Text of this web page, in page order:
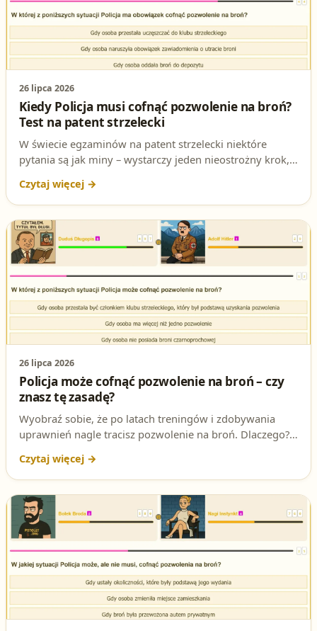
26 lipca 2026
Kiedy Policja musi cofnąć pozwolenie na broń?
Test na patent strzelecki
W świecie egzaminów na patent strzelecki niektóre
pytania są jak miny – wystarczy jeden nieostrożny krok,
Policja ma obowiązek cofnąć pozwolenie na broń i
poznaj podstawę prawną tej decyzji.
26 lipca 2026
Policja może cofnąć pozwolenie na broń – czy
znasz tę zasadę?
Wyobraź sobie, że po latach treningów i zdobywania
uprawnień nagle tracisz pozwolenie na broń. Dlaczego?
patent strzelecki. Sprawdź, czy znasz tę zaskakującą
zasadę i przygotuj się do egzaminu!